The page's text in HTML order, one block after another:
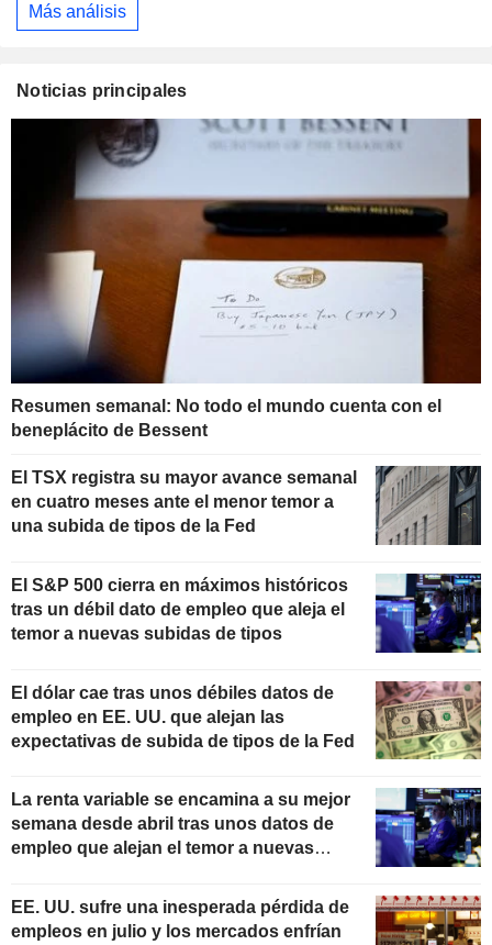
Más análisis
Noticias principales
Resumen semanal: No todo el mundo cuenta con el
beneplácito de Bessent
El TSX registra su mayor avance semanal
en cuatro meses ante el menor temor a
una subida de tipos de la Fed
El S&P 500 cierra en máximos históricos
tras un débil dato de empleo que aleja el
temor a nuevas subidas de tipos
El dólar cae tras unos débiles datos de
empleo en EE. UU. que alejan las
expectativas de subida de tipos de la Fed
La renta variable se encamina a su mejor
semana desde abril tras unos datos de
empleo que alejan el temor a nuevas
EE. UU. sufre una inesperada pérdida de
empleos en julio y los mercados enfrían